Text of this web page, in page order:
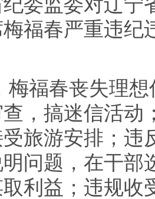
委监委对辽宁
福春严重违纪
春丧失理想
，搞迷信活动
旅游安排；违
问题，在干部
利益；违规收